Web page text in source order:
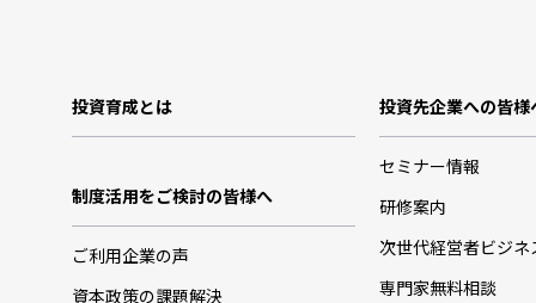
投資育成とは
制度活用をご検討の皆様へ
ご利用企業の声
資本政策の課題解決
投資先企業への皆様
セミナー情報
研修案内
次世代経営者ビジネ
専門家無料相談